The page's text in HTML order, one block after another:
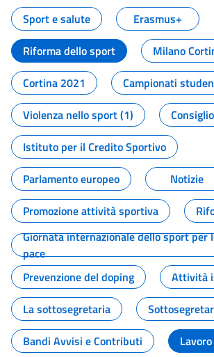
Sport e salute
Erasmus+
Riforma dello sport
Milano
Cortina 2021
Campionati
Violenza nello sport (1)
Istituto per il Credito Sportivo
Parlamento europeo
Notizie
Promozione attività sportiva
Giornata internazionale dello sport per
pace
Prevenzione del doping
Attività
La sottosegretaria
Bandi Avvisi e Contributi